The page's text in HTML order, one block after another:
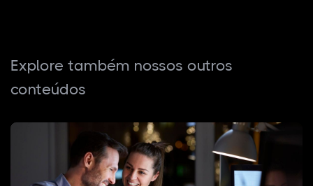
Explore também nossos outros
conteúdos